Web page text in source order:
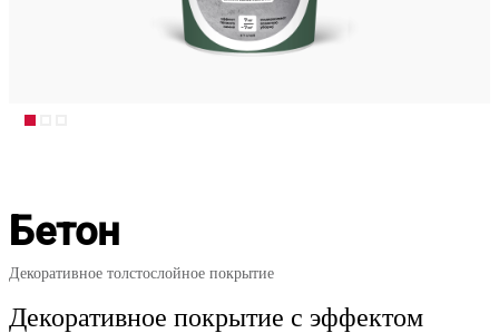
Бетон
Декоративное толстослойное покрытие
Декоративное покрытие с эффектом